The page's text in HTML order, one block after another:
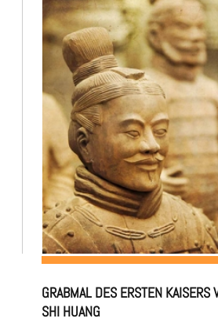
GRABMAL DES ERSTEN KAISERS
SHI HUANG